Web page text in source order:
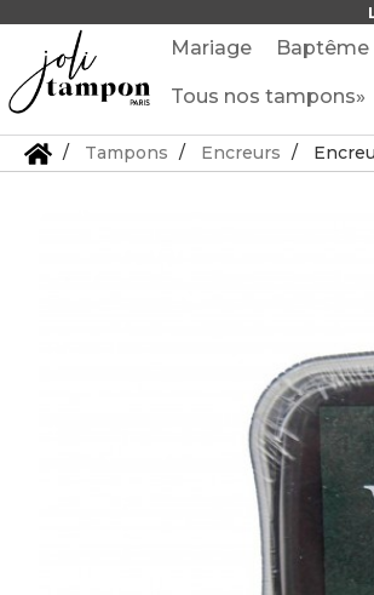
Mariage Baptême
Tous nos tampons»
Tampons Encreurs